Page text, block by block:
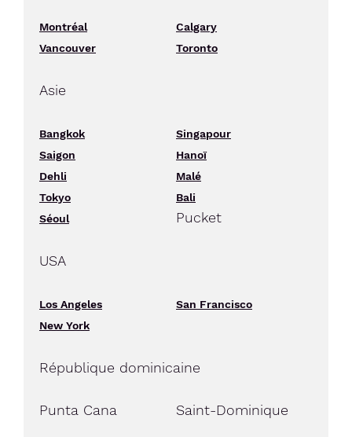
Montréal
Calgary
Vancouver
Toronto
Asie
Bangkok
Singapour
Saigon
Hanoï
Dehli
Malé
Tokyo
Bali
Séoul
Pucket
USA
Los Angeles
San Francisco
New York
République dominicaine
Punta Cana Saint-Dominique